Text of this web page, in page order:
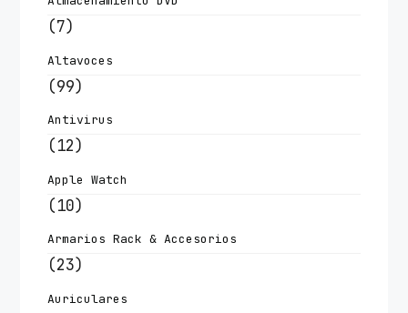
(7)
Altavoces
(99)
Antivirus
(12)
Apple Watch
(10)
Armarios Rack & Accesorios
(23)
Auriculares